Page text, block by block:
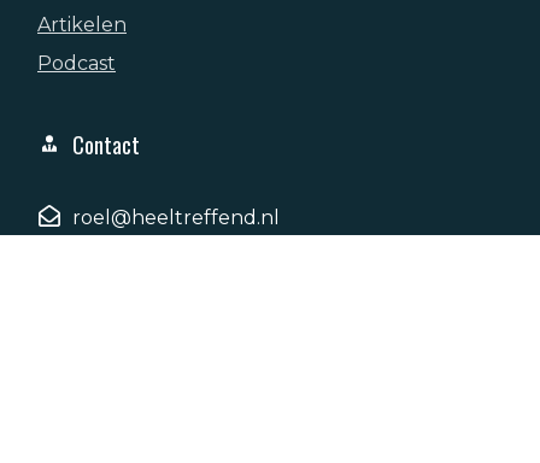
Artikelen
Podcast
Contact
roel@heeltreffend.nl